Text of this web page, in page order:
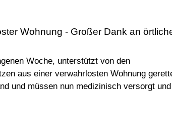
Wohnung - Großer Dank an
Woche, unterstützt von den
aus einer verwahrlosten Wohnung
und müssen nun medizinisch versorgt und